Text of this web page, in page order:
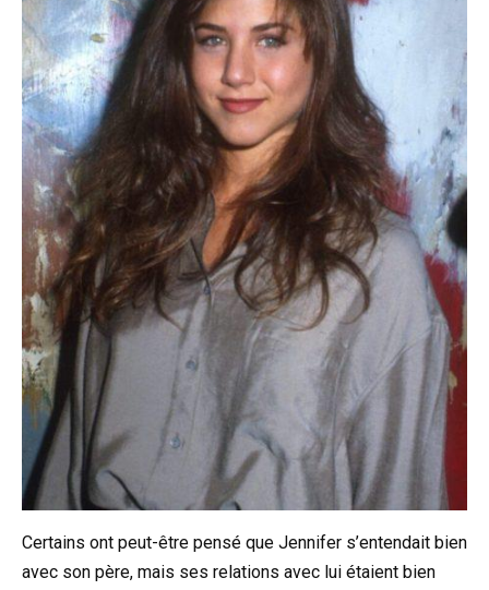
Certains ont peut-être pensé que Jennifer s’entendait bien
avec son père, mais ses relations avec lui étaient bien